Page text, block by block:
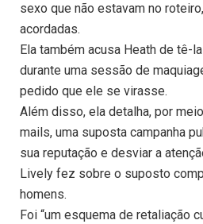
sexo que não estavam no
acordadas.
Ela também acusa Heath de tê-
durante uma sessão de
pedido que ele se virasse.
Além disso, ela detalha, por
mails, uma suposta campanha
sua reputação e desviar a
Lively fez sobre o suposto
homens.
Foi “um esquema de retaliação